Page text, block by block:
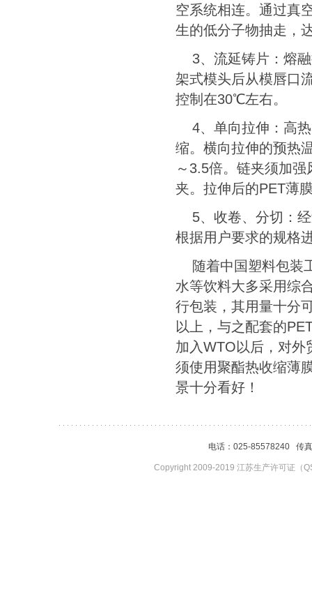
空系统相连。通过真
生的低分子物抽走，
3、流延铸片：熔
架式模头后从模唇口
控制在30℃左右。
4、单向拉伸：高
缩。横向拉伸的预热
～ 3.5倍。链夹须加强
夹。拉伸后的PET薄
5、收卷、分切：
根据用户要求的规格
随着中国塑料包装
水等饮料大多采用综
行包装，其用量十分
以上，与之配套的
加入WTO以后，对外
须使用聚酯热收缩薄
景十分看好！
电话：025-85578240 传
Copyright 2009-2019 江苏生产许可证（